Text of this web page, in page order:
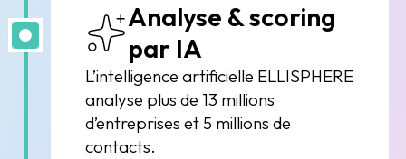
Analyse & scoring
par IA
L’intelligence artificielle ELLISPHERE
analyse plus de 13 millions
d’entreprises et 5 millions de
contacts.